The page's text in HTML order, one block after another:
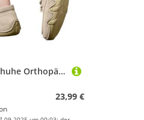
Unisex Barfußschuhe Orthopädische Herren Damen Sportschuhe Ergonomischer Wanderschuhe Leichte Trainingsschuhe Sports Alpaca Barfuss Schuhe Tragbar Fitnessschuhe Trekkingschuhe Schwarz 35-43 Eu
23,99 €